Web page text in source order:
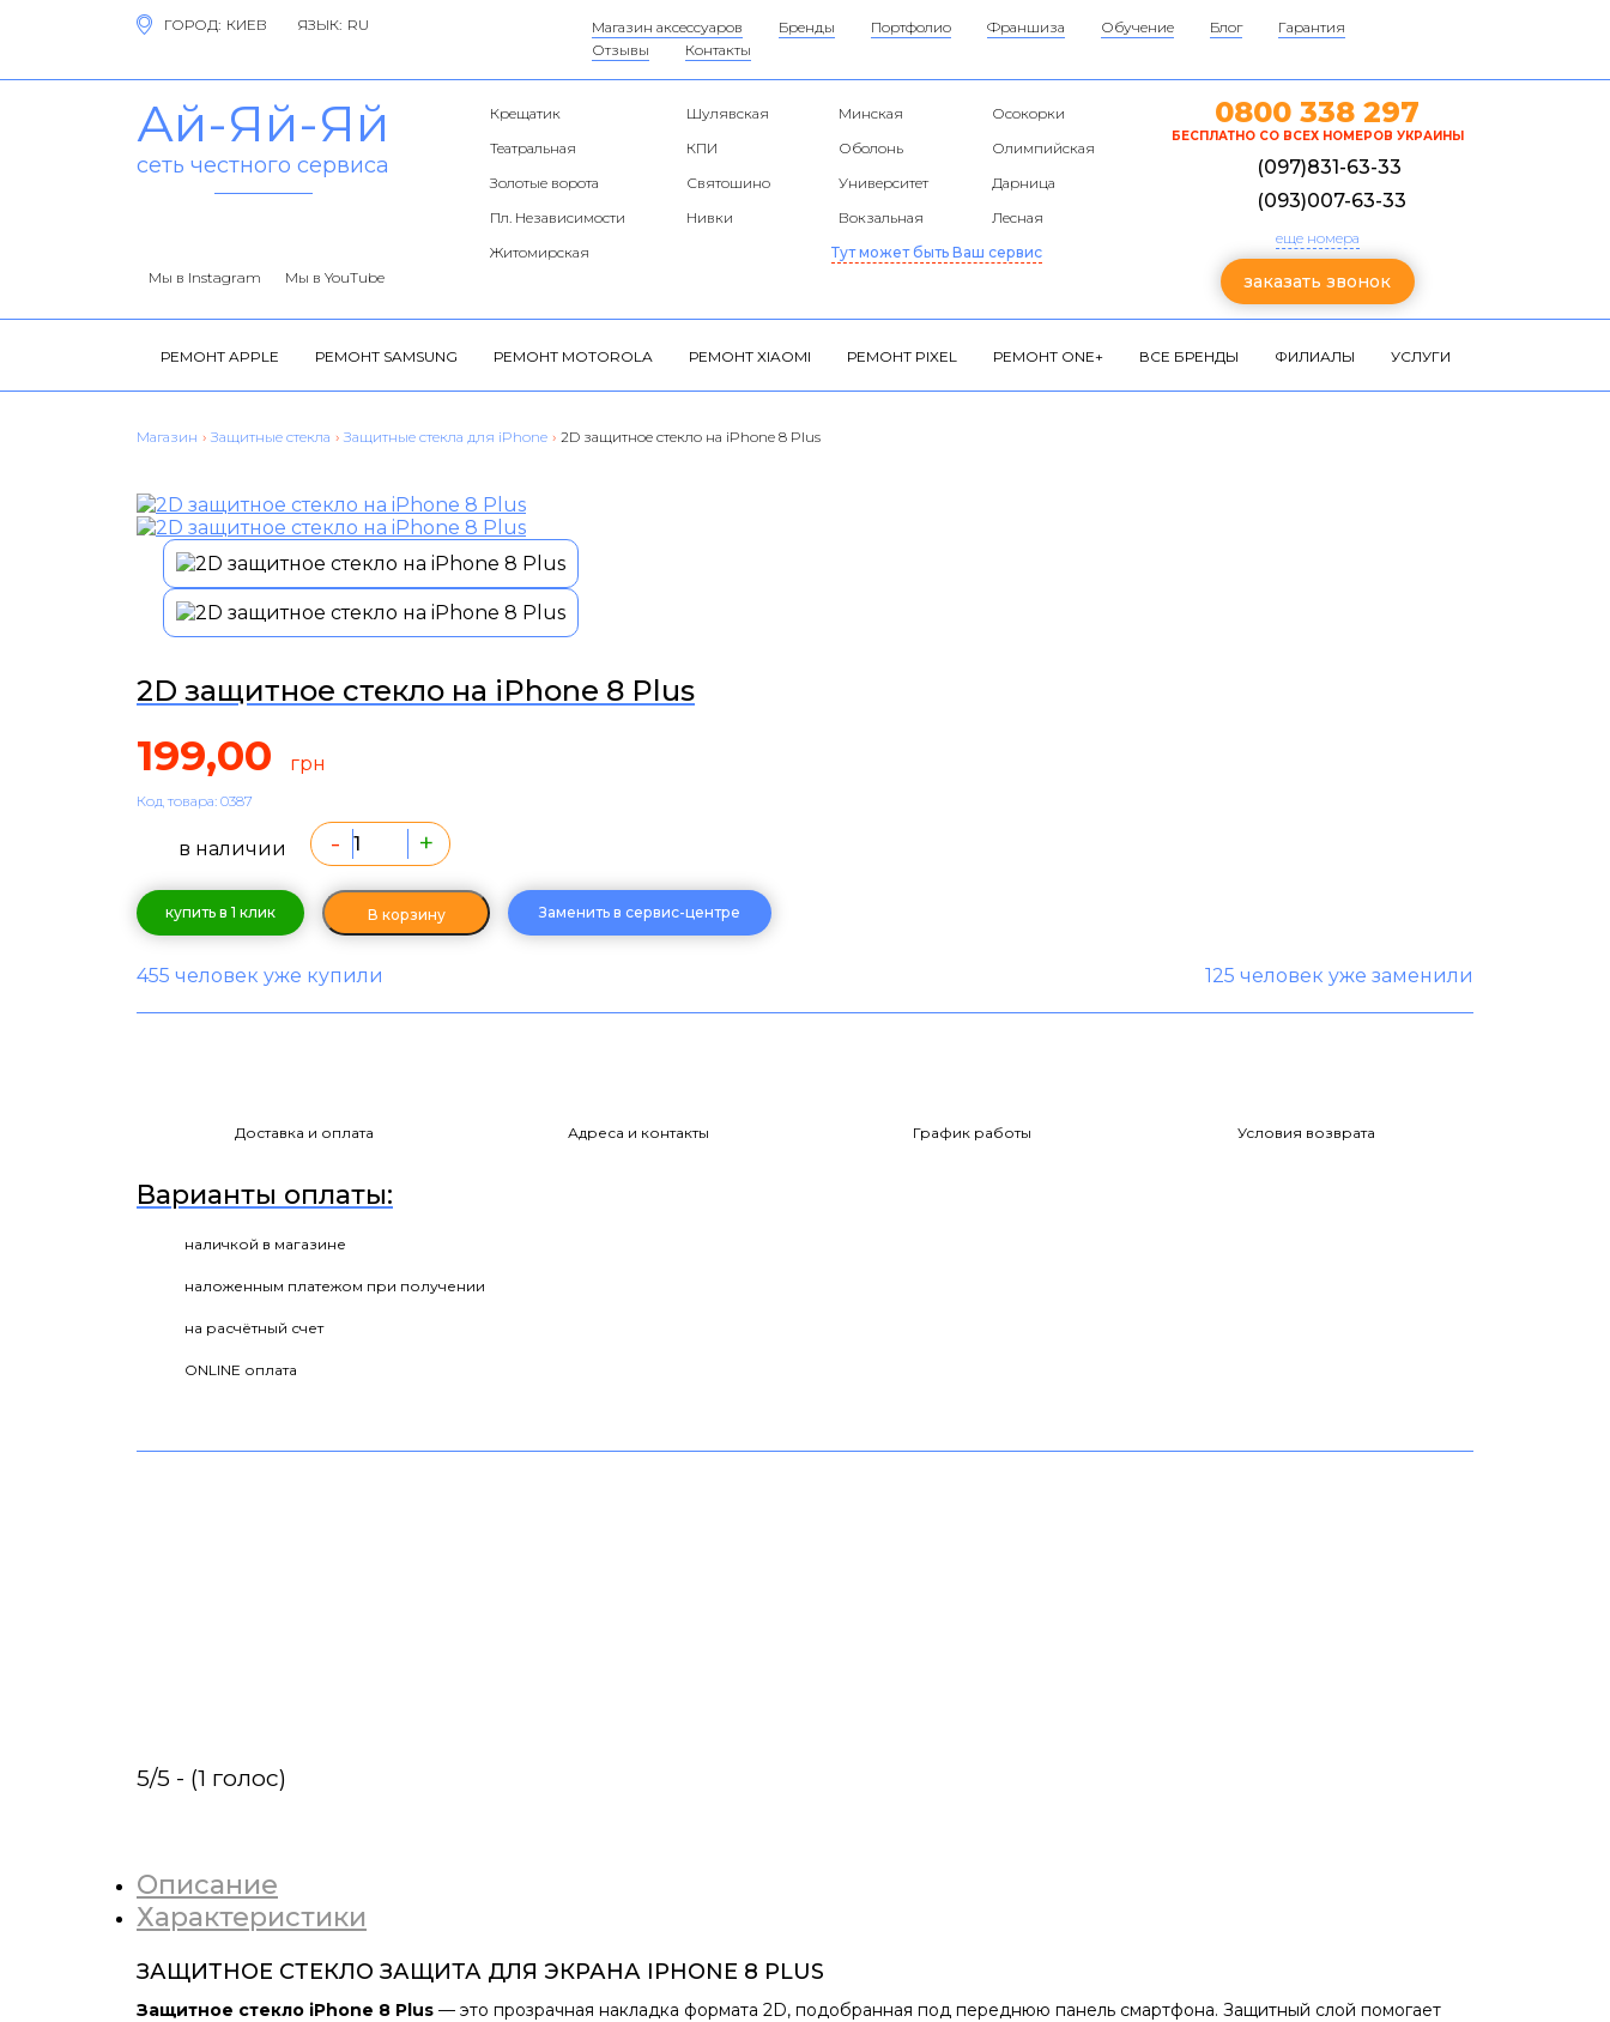
ГОРОД: ЯЗЫК: Магазин аксессуаров Бренды Портфолио Франшиза Обучение Блог
Гарантия
Отзывы
Контакты
Ай-Яй-Яй
сеть честного сервиса
Мы в Instagram Мы в YouTube
Крещатик Шулявская Минская
Осокорки
Театральная
КПИ Оболонь
Олимпийская
Золотые ворота
Святошино Университет
Дарница
Пл. Независимости
Нивки Вокзальная
Лесная
Житомирская
Тут может быть Ваш сервис
0800 338 297
БЕСПЛАТНО СО ВСЕХ НОМЕРОВ УКРАИНЫ
(097)831-63-33
(093)007-63-33
еще номера
заказать звонок
РЕМОНТ APPLE РЕМОНТ SAMSUNG РЕМОНТ MOTOROLA РЕМОНТ XIAOMI РЕМОНТ PIXEL РЕМОНТ ONE+ ВСЕ БРЕНДЫ ФИЛИАЛЫ УСЛУГИ
Магазин › Защитные стекла › Защитные стекла для iPhone › 2D защитное стекло на iPhone 8 Plus
2D защитное стекло на iPhone 8 Plus
199,00 грн
Код товара: 0387
в наличии - +
купить в 1 клик В корзину Заменить в сервис-центре
455 человек уже купили 125 человек уже заменили
Доставка и оплата Адреса и контакты График работы Условия возврата
Варианты оплаты:
наличкой в магазине
наложенным платежом при получении
на расчётный счет
ONLINE оплата
5/5 - (1 голос)
Описание
Характеристики
ЗАЩИТНОЕ СТЕКЛО ЗАЩИТА ДЛЯ ЭКРАНА IPHONE 8 PLUS
Защитное стекло iPhone 8 Plus — это прозрачная накладка формата 2D, подобранная под переднюю панель смартфона. Защитный слой помогает